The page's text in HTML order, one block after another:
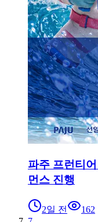
파주 프런티
먼스 진행
2일 전
162